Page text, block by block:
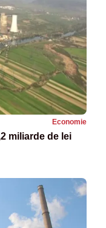
Economie
miliarde de lei